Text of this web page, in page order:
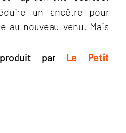
un ancêtre pour
au nouveau venu. Mais
par
Le Petit